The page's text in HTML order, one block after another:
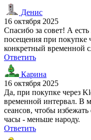
Денис
16 октября 2025
Спасибо за совет! А
посещения при покупке
конкретный временной
Ответить
Карина
16 октября 2025
Да, при покупке через
временной интервал. В
сеансов, чтобы
часы - меньше народу.
Ответить